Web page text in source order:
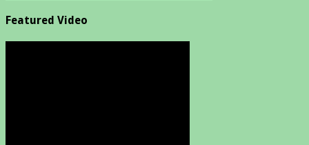
Featured Video